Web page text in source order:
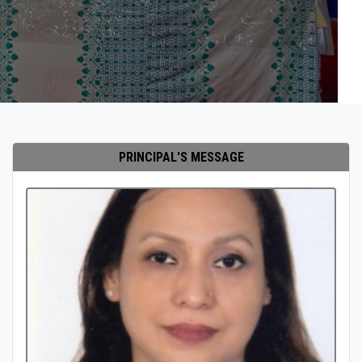
PRINCIPAL'S MESSAGE